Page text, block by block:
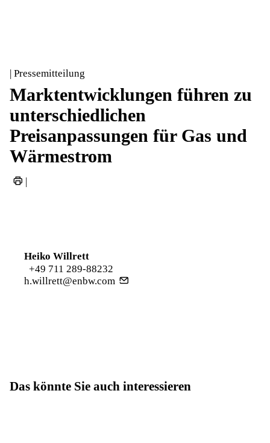
| Pressemitteilung
Marktentwicklungen führen zu
unterschiedlichen
Preisanpassungen für Gas und
Wärmestrom
|
Heiko Willrett
+49 711 289-88232
h.willrett@enbw.com
Das könnte Sie auch interessieren